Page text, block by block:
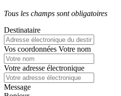
Tous les champs sont obligatoires
Destinataire
Vos coordonnées Votre nom
Votre adresse électronique
Message